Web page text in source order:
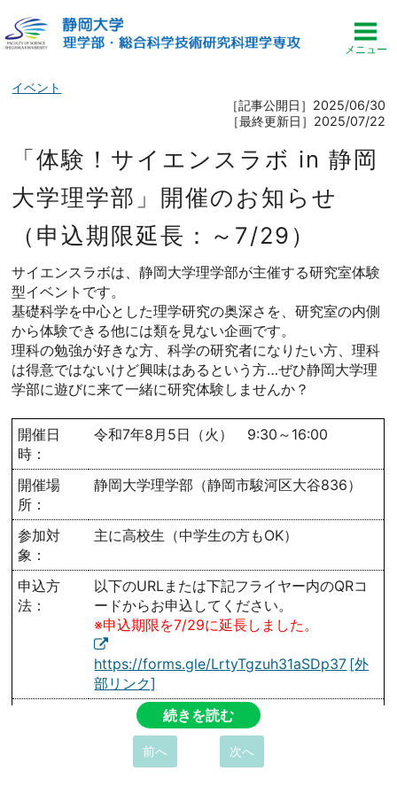
イベント
［記事公開日］2025/06/30
［最終更新日］2025/07/22
「体験！サイエンスラボ in 静岡
大学理学部」開催のお知らせ
（申込期限延長：～7/29）
サイエンスラボは、静岡大学理学部が主催する研究室体験
型イベントです。
基礎科学を中心とした理学研究の奥深さを、研究室の内側
から体験できる他には類を見ない企画です。
理科の勉強が好きな方、科学の研究者になりたい方、理科
は得意ではないけど興味はあるという方…ぜひ静岡大学理
学部に遊びに来て一緒に研究体験しませんか？
開催日
時：
令和7年8月5日（火） 9:30～16:00
開催場
所：
静岡大学理学部（静岡市駿河区大谷836）
参加対
象：
主に高校生（中学生の方もOK）
申込方
法：
以下のURLまたは下記フライヤー内のQRコ
ードからお申込してください。
※申込期限を7/29に延長しました。
https://forms.gle/LrtyTgzuh31aSDp37
下記フライヤーに当日の主な日程、および研
究室体験の実施コースが記載されています。
ご一読ください。
続きを読む
前へ 次へ